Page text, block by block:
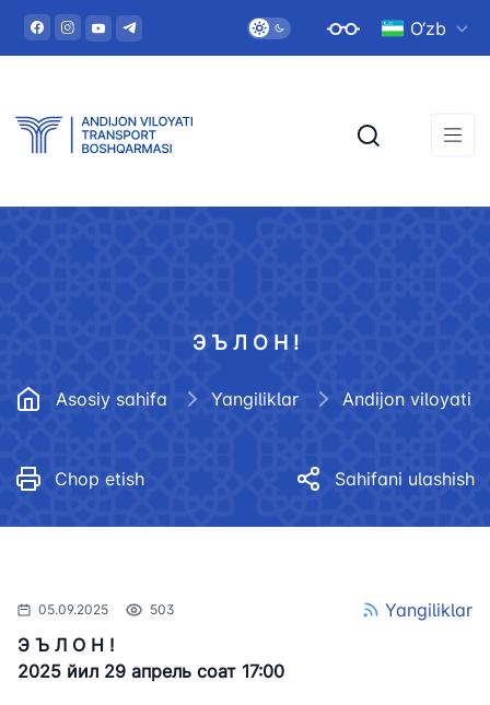
O‘zb
Э Ъ Л О Н !
Asosiy sahifa Yangiliklar
Chop etish Sahifani ulashish
05.09.2025 503
Yangiliklar
Э Ъ Л О Н !
2025 йил 29 апрель соат 17:00